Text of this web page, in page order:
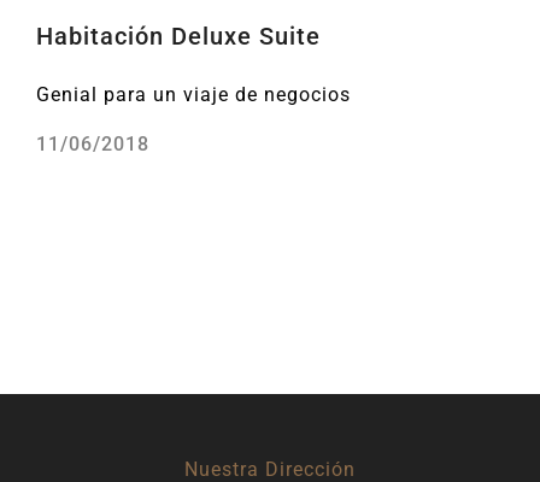
Habitación Deluxe Suite
Genial para un viaje de negocios
11/06/2018
Nuestra Dirección